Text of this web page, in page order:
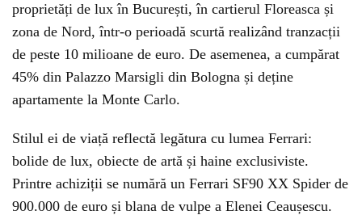
proprietăți de lux în București, în cartierul Floreasca și
zona de Nord, într-o perioadă scurtă realizând tranzacții
de peste 10 milioane de euro. De asemenea, a cumpărat
45% din Palazzo Marsigli din Bologna și deține
apartamente la Monte Carlo.
Stilul ei de viață reflectă legătura cu lumea Ferrari:
bolide de lux, obiecte de artă și haine exclusiviste.
Printre achiziții se numără un Ferrari SF90 XX Spider de
900.000 de euro și blana de vulpe a Elenei Ceaușescu.